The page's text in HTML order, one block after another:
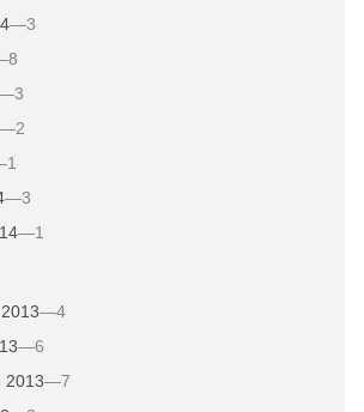
—3
8
3
—2
1
—3
—1
—4
—6
2013—7